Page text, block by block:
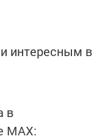
интересным в
в
MАХ: